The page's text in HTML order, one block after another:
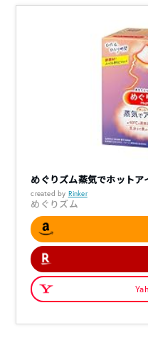
めぐりズム蒸気でホット
created by Rinker
めぐりズム